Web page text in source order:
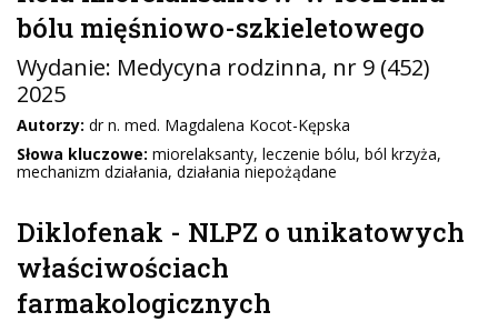
bólu mięśniowo-szkieletowego
Wydanie: Medycyna rodzinna, nr 9 (452)
2025
Autorzy: dr n. med. Magdalena Kocot-Kępska
Słowa kluczowe: miorelaksanty, leczenie bólu, ból krzyża,
mechanizm działania, działania niepożądane
Diklofenak - NLPZ o unikatowych
właściwościach
farmakologicznych